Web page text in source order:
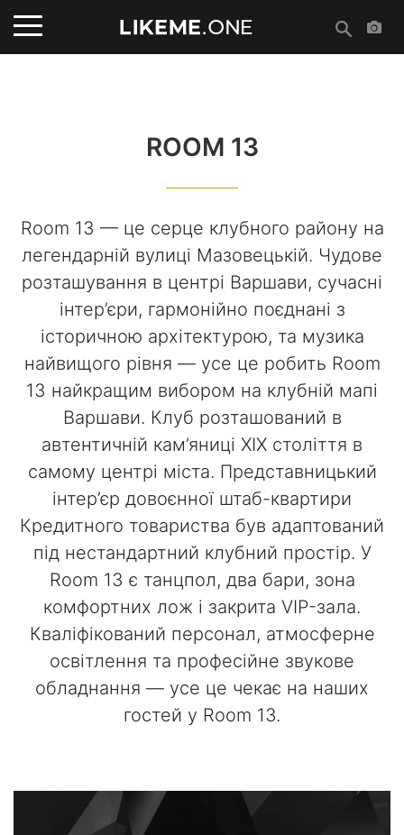
ROOM 13
Room 13 — це серце клубного району на
легендарній вулиці Мазовецькій. Чудове
розташування в центрі Варшави, сучасні
інтер’єри, гармонійно поєднані з
історичною архітектурою, та музика
найвищого рівня — усе це робить Room
13 найкращим вибором на клубній мапі
Варшави. Клуб розташований в
автентичній кам’яниці XIX століття в
самому центрі міста. Представницький
інтер’єр довоєнної штаб-квартири
Кредитного товариства був адаптований
під нестандартний клубний простір. У
Room 13 є танцпол, два бари, зона
комфортних лож і закрита VIP-зала.
Кваліфікований персонал, атмосферне
освітлення та професійне звукове
обладнання — усе це чекає на наших
гостей у Room 13.